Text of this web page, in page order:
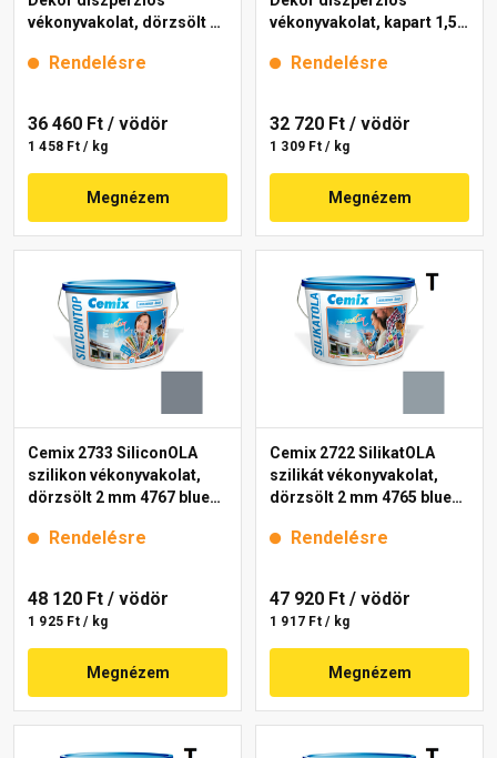
vékonyvakolat, dörzsölt 2
Rendelésre
36 460 Ft / vödör
1 458 Ft / kg
Megnézem
vékonyvakolat, kapart 1,5
Rendelésre
32 720 Ft / vödör
1 309 Ft / kg
Megnézem
Cemix 2733 SiliconOLA
szilikon vékonyvakolat,
dörzsölt 2 mm 4767 blue
Rendelésre
48 120 Ft / vödör
1 925 Ft / kg
Megnézem
Cemix 2722 SilikatOLA
szilikát vékonyvakolat,
dörzsölt 2 mm 4765 blue
Rendelésre
47 920 Ft / vödör
1 917 Ft / kg
Megnézem